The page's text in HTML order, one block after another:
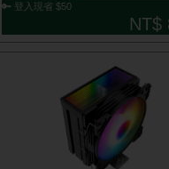
🔑 登入現省 $50
NT$